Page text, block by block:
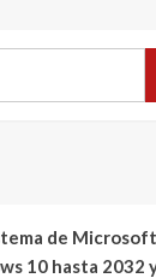
de
10 hasta 2032